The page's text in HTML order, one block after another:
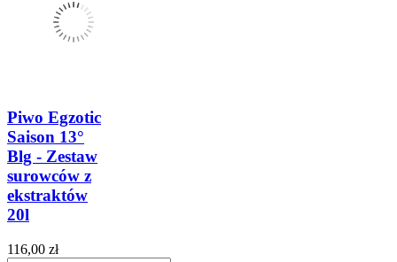
Piwo Egzotic
Saison 13°
Blg - Zestaw
surowców z
ekstraktów
20l
116,00 zł